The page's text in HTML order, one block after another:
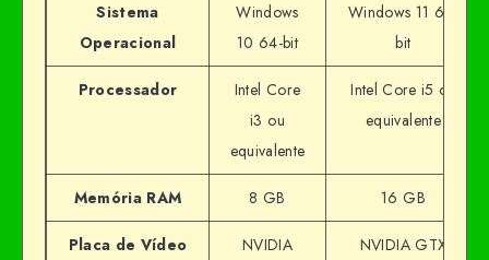
Sistema
Operacional
Windows
10 64-bit
Windows 11 64-
bit
Processador
Intel Core
i3 ou
equivalente
Intel Core i5 ou
equivalente
Memória RAM 8 GB 16 GB
Placa de Vídeo
NVIDIA
NVIDIA GTX